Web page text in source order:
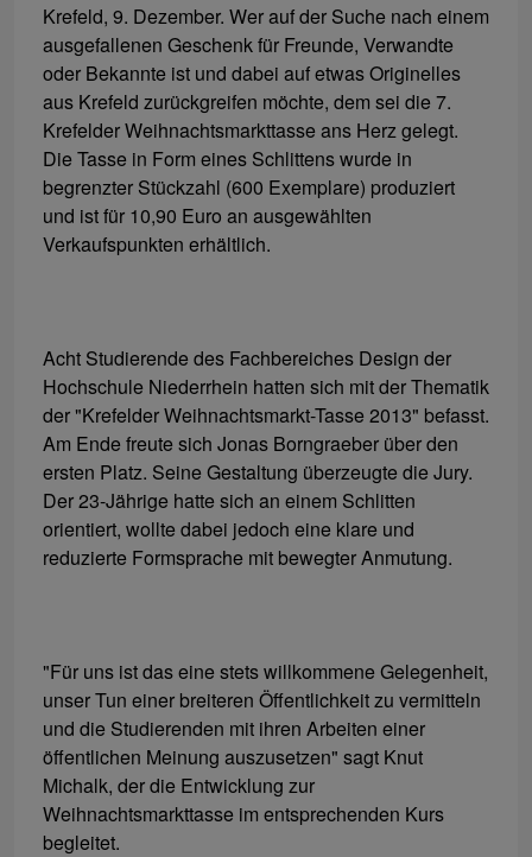
Krefeld, 9. Dezember. Wer auf der Suche nach einem
ausgefallenen Geschenk für Freunde, Verwandte
oder Bekannte ist und dabei auf etwas Originelles
aus Krefeld zurückgreifen möchte, dem sei die 7.
Krefelder Weihnachtsmarkttasse ans Herz gelegt.
Die Tasse in Form eines Schlittens wurde in
begrenzter Stückzahl (600 Exemplare) produziert
und ist für 10,90 Euro an ausgewählten
Verkaufspunkten erhältlich.
Acht Studierende des Fachbereiches Design der
Hochschule Niederrhein hatten sich mit der Thematik
der "Krefelder Weihnachtsmarkt-Tasse 2013" befasst.
Am Ende freute sich Jonas Borngraeber über den
ersten Platz. Seine Gestaltung überzeugte die Jury.
Der 23-Jährige hatte sich an einem Schlitten
orientiert, wollte dabei jedoch eine klare und
reduzierte Formsprache mit bewegter Anmutung.
"Für uns ist das eine stets willkommene Gelegenheit,
unser Tun einer breiteren Öffentlichkeit zu vermitteln
und die Studierenden mit ihren Arbeiten einer
öffentlichen Meinung auszusetzen" sagt Knut
Michalk, der die Entwicklung zur
Weihnachtsmarkttasse im entsprechenden Kurs
begleitet.